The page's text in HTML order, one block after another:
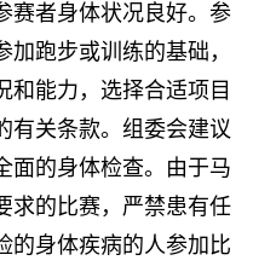
赛者身体状况良好。参
跑步或训练的基础，
和能力，选择合适项目
有关条款。组委会建议
面的身体检查。由于马
求的比赛，严禁患有任
的身体疾病的人参加比